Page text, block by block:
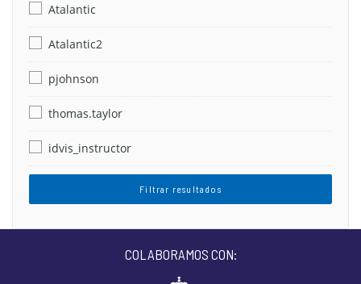
Atalantic
Atalantic2
pjohnson
thomas.taylor
idvis_instructor
Filtrar resultados
COLABORAMOS CON: